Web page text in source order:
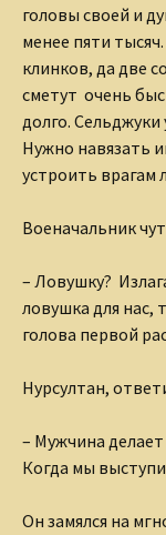
головы своей и
менее пяти
клинков, да две
сметут очень
долго.
Нужно навязать
устроить врагам
Военачальник
– Ловушку?
ловушка для нас,
голова первой
Нурсултан,
– Мужчина
Когда мы
Он замялся на